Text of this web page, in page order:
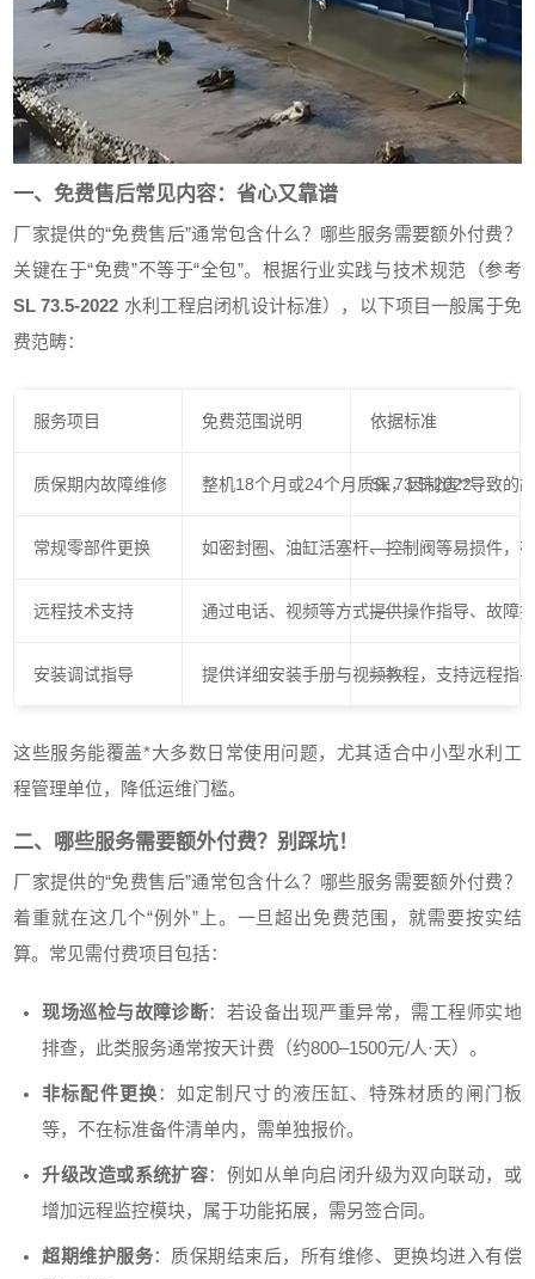
一、免费售后常见内容：省心又靠谱
厂家提供的“免费售后”通常包含什么？哪些服务需要额外付费？
关键在于“免费”不等于“全包”。根据行业实践与技术规范（参考
SL 73.5-2022 水利工程启闭机设计标准），以下项目一般属于免
费范畴：
服务项目 免费范围说明 依据标准
质保期内故障维修 整机18个月或24个月质保，因制造**导致的
SL 73.5-2022
常规零部件更换 如密封圈、油缸活塞杆、控制阀等易损件，
——
远程技术支持 通过电话、视频等方式提供操作指导、故障
——
安装调试指导 提供详细安装手册与视频教程，支持远程指
——
这些服务能覆盖*大多数日常使用问题，尤其适合中小型水利工
程管理单位，降低运维门槛。
二、哪些服务需要额外付费？别踩坑！
厂家提供的“免费售后”通常包含什么？哪些服务需要额外付费？
着重就在这几个“例外”上。一旦超出免费范围，就需要按实结
算。常见需付费项目包括：
现场巡检与故障诊断：若设备出现严重异常，需工程师实地
排查，此类服务通常按天计费（约800–1500元/人·天）。
非标配件更换：如定制尺寸的液压缸、特殊材质的闸门板
等，不在标准备件清单内，需单独报价。
升级改造或系统扩容：例如从单向启闭升级为双向联动，或
增加远程监控模块，属于功能拓展，需另签合同。
超期维护服务：质保期结束后，所有维修、更换均进入有偿